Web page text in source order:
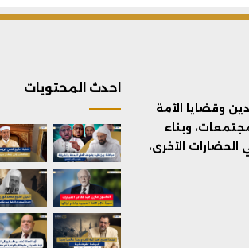
وقضايا الأمة
وبناء
الأخرى،
احدث المحتويات